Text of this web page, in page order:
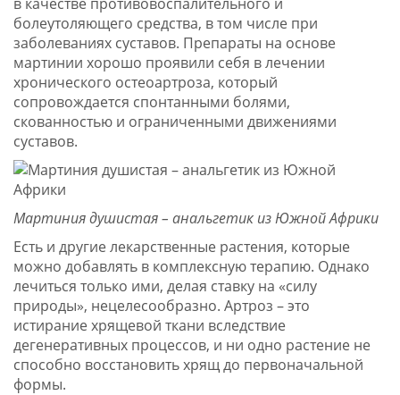
болеутоляющего средства, в том числе при
заболеваниях суставов. Препараты на основе
мартинии хорошо проявили себя в лечении
хронического остеоартроза, который
сопровождается спонтанными болями,
скованностью и ограниченными движениями
суставов.
Мартиния душистая – анальгетик из Южной Африки
Есть и другие лекарственные растения, которые
можно добавлять в комплексную терапию. Однако
лечиться только ими, делая ставку на «силу
природы», нецелесообразно. Артроз – это
истирание хрящевой ткани вследствие
дегенеративных процессов, и ни одно растение не
способно восстановить хрящ до первоначальной
формы.